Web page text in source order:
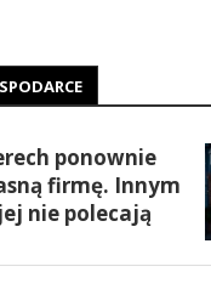
ponownie
firmę. Innym
nie polecają